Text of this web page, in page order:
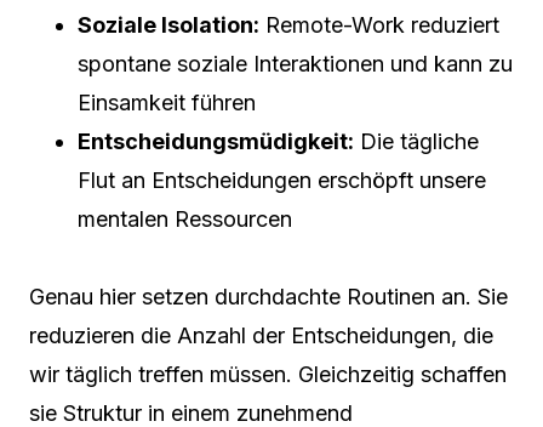
Soziale Isolation: Remote-Work reduziert
spontane soziale Interaktionen und kann zu
Einsamkeit führen
Entscheidungsmüdigkeit: Die tägliche
Flut an Entscheidungen erschöpft unsere
mentalen Ressourcen
Genau hier setzen durchdachte Routinen an. Sie
reduzieren die Anzahl der Entscheidungen, die
wir täglich treffen müssen. Gleichzeitig schaffen
sie Struktur in einem zunehmend